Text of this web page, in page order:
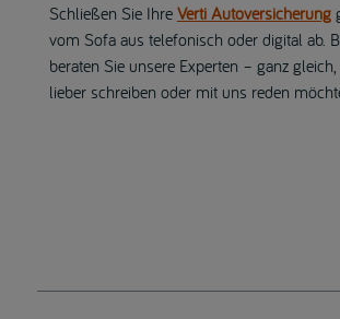
Schließen Sie Ihre Verti Autoversicherung
vom Sofa aus telefonisch oder digital ab.
beraten Sie unsere Experten – ganz
lieber schreiben oder mit uns reden